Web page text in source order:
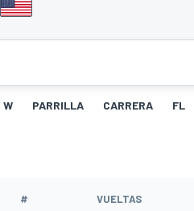
W PARRILLA CARRERA FL
# VUELTAS